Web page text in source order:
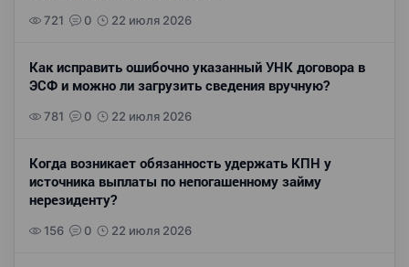
721 0 22 июля 2026
Как исправить ошибочно указанный УНК договора в
ЭСФ и можно ли загрузить сведения вручную?
781 0 22 июля 2026
Когда возникает обязанность удержать КПН у
источника выплаты по непогашенному займу
нерезиденту?
156 0 22 июля 2026